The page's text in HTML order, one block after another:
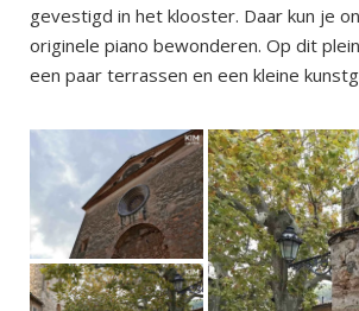
gevestigd in het klooster. Daar kun je
originele piano bewonderen. Op dit
een paar terrassen en een kleine